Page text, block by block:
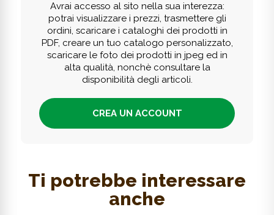
Avrai accesso al sito nella sua interezza:
potrai visualizzare i prezzi, trasmettere gli
ordini, scaricare i cataloghi dei prodotti in
PDF, creare un tuo catalogo personalizzato,
scaricare le foto dei prodotti in jpeg ed in
alta qualità, nonchè consultare la
disponibilità degli articoli.
CREA UN ACCOUNT
Ti potrebbe interessare
anche